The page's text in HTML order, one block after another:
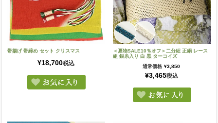
帯揚げ 帯締め セット クリスマス
¥18,700税込
＜夏物SALE10％オフ＞二分紐 正絹 レース
組 銀糸入り 白 黒 ターコイズ
通常価格 ¥3,850
¥3,465税込